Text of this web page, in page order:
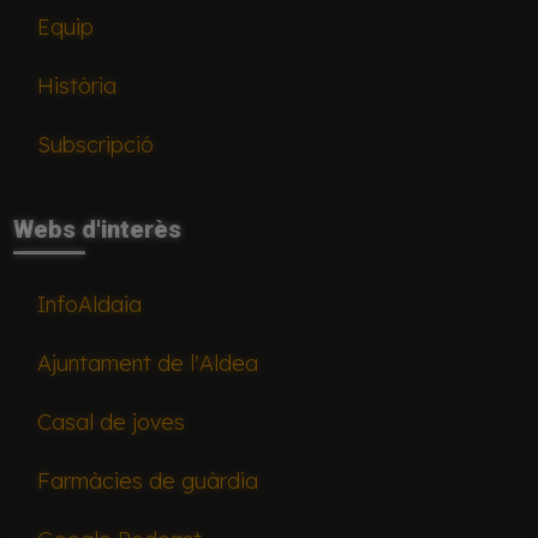
Equip
Història
Subscripció
Webs d'interès
InfoAldaia
Ajuntament de l'Aldea
Casal de joves
Farmàcies de guàrdia